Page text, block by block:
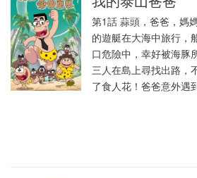
第1話 蒜頭，爸爸，媽
的遊艇在大海中旅行，
口危險中，幸好被海
三人在島上尋找出路，
了食人花！爸爸意外遇